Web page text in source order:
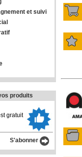
et suivi
produits
gratuit
S'abonner